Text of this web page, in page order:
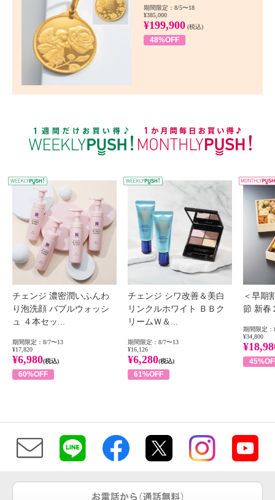
期間限定：8/5〜18
¥385,000
¥199,900 (税込)
48%OFF
WEEKLY PUSH
チェンジ 濃密潤いふんわ
り泡洗顔 バブルウォッシ
ュ ４本セッ...
期間限定：8/7〜13
¥17,820
¥6,980(税込)
60%OFF
チェンジ シワ改善＆美白
リンクルホワイト ＢＢク
リームＷ＆...
期間限定：8/7〜13
¥16,126
¥6,280(税込)
61%OFF
＜早期
節 新春
期間限定：
¥34,800